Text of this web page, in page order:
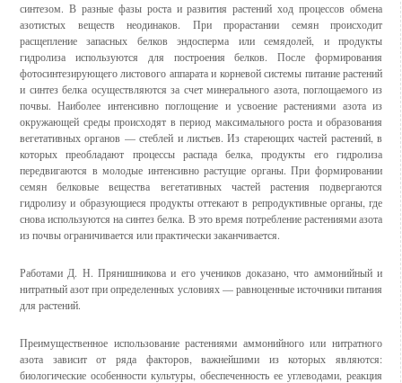
синтезом. В разные фазы роста и развития растений ход процессов обмена
азотистых веществ неодинаков. При прорастании семян происходит
расщепление запасных белков эндосперма или семядолей, и продукты
гидролиза используются для построения белков. После формирования
фотосинтезирующего листового аппарата и корневой системы питание растений
и синтез белка осуществляются за счет минерального азота, поглощаемого из
почвы. Наиболее интенсивно поглощение и усвоение растениями азота из
окружающей среды происходят в период максимального роста и образования
вегетативных органов — стеблей и листьев. Из стареющих частей растений, в
которых преобладают процессы распада белка, продукты его гидролиза
передвигаются в молодые интенсивно растущие органы. При формировании
семян белковые вещества вегетативных частей растения подвергаются
гидролизу и образующиеся продукты оттекают в репродуктивные органы, где
снова используются на синтез белка. В это время потребление растениями азота
из почвы ограничивается или практически заканчивается.
Работами Д. Н. Прянишникова и его учеников доказано, что аммонийный и
нитратный азот при определенных условиях — равноценные источники питания
для растений.
Преимущественное использование растениями аммонийного или нитратного
азота зависит от ряда факторов, важнейшими из которых являются:
биологические особенности культуры, обеспеченность ее углеводами, реакция